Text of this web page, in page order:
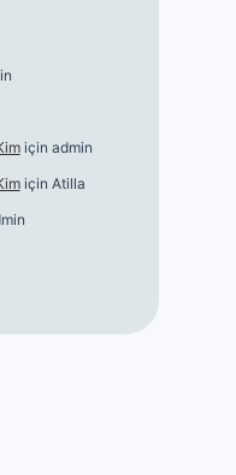
için admin
için Atilla